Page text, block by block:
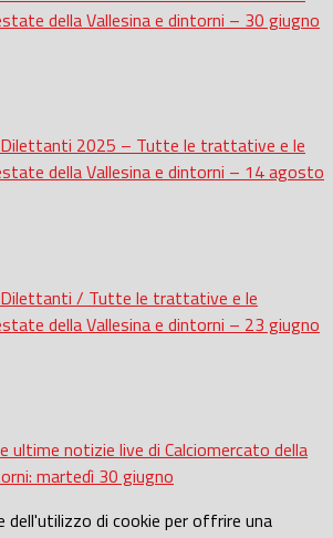
della Vallesina e dintorni – 30 giugno
Dilettanti 2025 – Tutte le trattative e le
della Vallesina e dintorni – 14 agosto
Dilettanti / Tutte le trattative e le
della Vallesina e dintorni – 23 giugno
ultime notizie live di Calciomercato della
martedì 30 giugno
di cookie per offrire una